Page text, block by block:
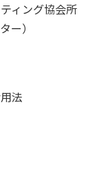
ィング協会所
ー）
法